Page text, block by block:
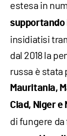
estesa in
supportando
insidiatisi
dal 2018 la
russa è
Mauritania,
Ciad, Niger e
di fungere